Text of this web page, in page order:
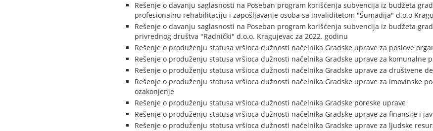
Rešenje o davanju saglasnosti na Poseban program korišćenja subvencija iz budžeta
profesionalnu rehabilitaciju i zapošljavanje osoba sa invaliditetom "Šumadija" d.o.o
Rešenje o davanju saglasnosti na Poseban program korišćenja subvencija iz budžeta
privrednog društva "Radnički" d.o.o. Kragujevac za 2022. godinu
Rešenje o produženju statusa vršioca dužnosti načelnika Gradske uprave za poslove
Rešenje o produženju statusa vršioca dužnosti načelnika Gradske uprave za komunalne
Rešenje o produženju statusa vršioca dužnosti načelnika Gradske uprave za društvene
Rešenje o produženju statusa vršioca dužnosti načelnika Gradske uprave za imovinske
ozakonjenje
Rešenje o produženju statusa vršioca dužnosti načelnika Gradske poreske uprave
Rešenje o produženju statusa vršioca dužnosti načelnika Gradske uprave za finansije i
Rešenje o produženju statusa vršioca dužnosti načelnika Gradske uprave za ljudske